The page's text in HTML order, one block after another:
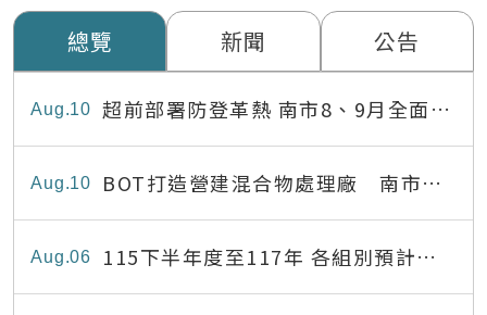
總覽 新聞 公告
10
Aug
超前部署防登革熱 南市8、9月全面消
毒守護市民健康
10
Aug
BOT打造營建混合物處理廠 南市推
動資源循環再利用
06
Aug
115下半年度至117年 各組別預計出
缺員額表